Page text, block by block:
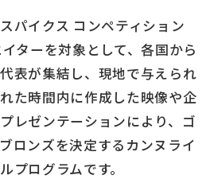
パイクス コンペティション
ターを対象として、各国から
表が集結し、現地で与えられ
た時間内に作成した映像や企
レゼンテーションにより、ゴ
ロンズを決定するカンヌライ
プログラムです。